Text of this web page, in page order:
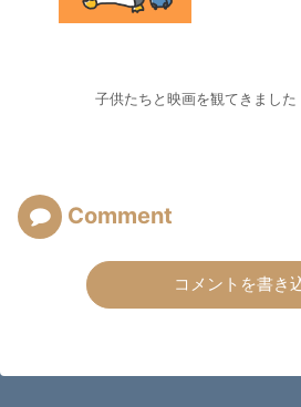
子供たちと映画を観てきました
Comment
コメントを書き